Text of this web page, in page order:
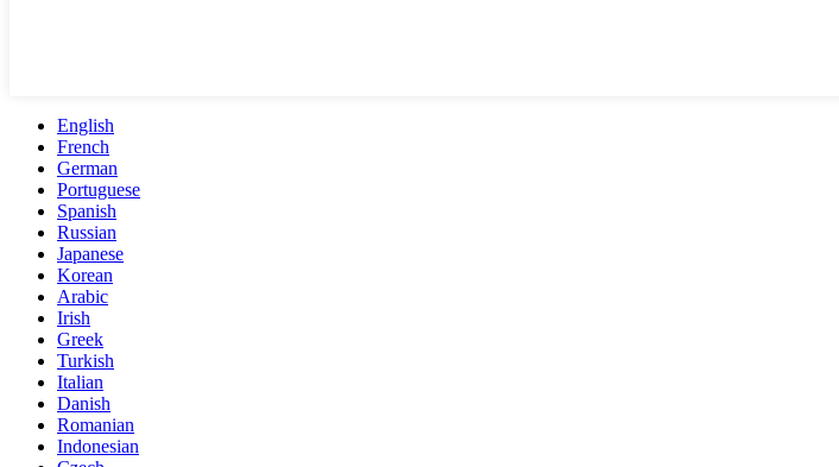
English
French
German
Portuguese
Spanish
Russian
Japanese
Korean
Arabic
Irish
Greek
Turkish
Italian
Danish
Romanian
Indonesian